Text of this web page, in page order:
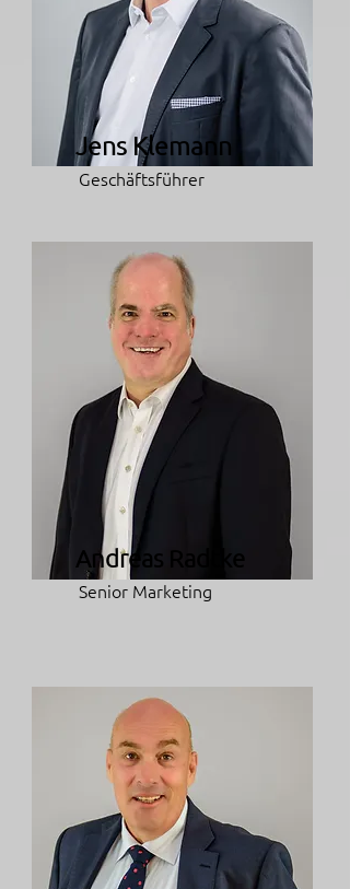
Jens Klemann
Geschäftsführer
Andreas Radtke
Senior Marketing